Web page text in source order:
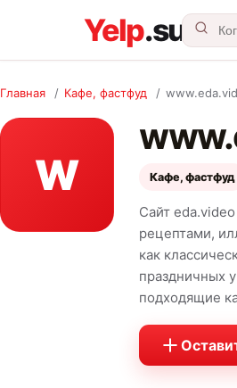
Главная / Кафе, фастфуд /
W Кафе, фастфуд
Сайт
рецептами,
как
праздничных
подходящие